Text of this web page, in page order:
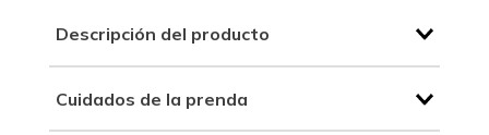
Descripción del producto
Cuidados de la prenda